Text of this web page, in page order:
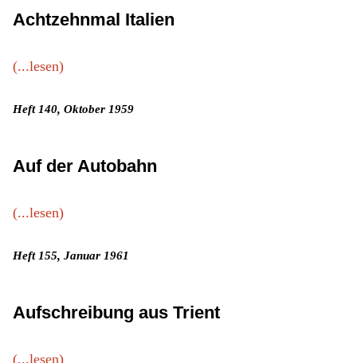
Achtzehnmal Italien
(...lesen)
Heft 140, Oktober 1959
Auf der Autobahn
(...lesen)
Heft 155, Januar 1961
Aufschreibung aus Trient
(...lesen)